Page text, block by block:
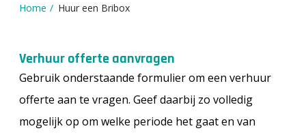
Home Huur een Bribox
Verhuur offerte aanvragen
Gebruik onderstaande formulier om een verhuur
offerte aan te vragen. Geef daarbij zo volledig
mogelijk op om welke periode het gaat en van